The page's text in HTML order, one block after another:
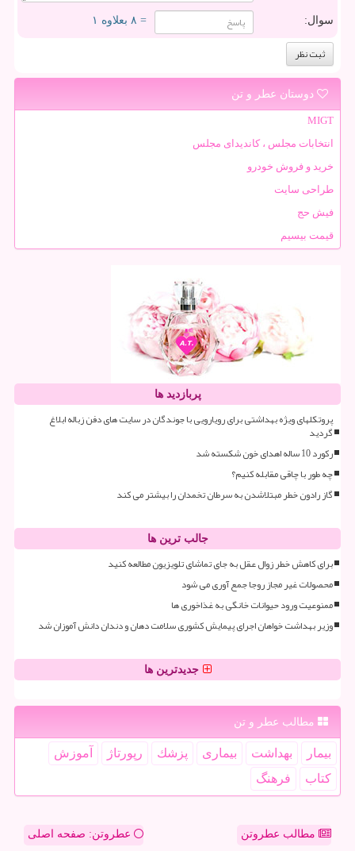
سوال: = ۸ بعلاوه ۱
دوستان عطر و تن
MIGT
انتخابات مجلس ، کاندیدای مجلس
خرید و فروش خودرو
طراحی سایت
فیش حج
قیمت بیسیم
پربازدید ها
پروتکلهای ویژه بهداشتی برای رویارویی با جوندگان در سایت های دفن زباله ابلاغ
گردید
رکورد 10 ساله اهدای خون شکسته شد
چه طور با چاقی مقابله کنیم؟
گاز رادون خطر مبتلاشدن به سرطان تخمدان را بیشتر می کند
جالب ترین ها
برای کاهش خطر زوال عقل به جای تماشای تلویزیون مطالعه کنید
محصولات غیر مجاز روجا جمع آوری می شود
ممنوعیت ورود حیوانات خانگی به غذاخوری ها
وزیر بهداشت خواهان اجرای پیمایش کشوری سلامت دهان و دندان دانش آموزان شد
جدیدترین ها
مطالب عطر و تن
بیمار بهداشت بیماری پزشك رپورتاژ
آموزش
كتاب
فرهنگ
مطالب عطروتن عطروتن: صفحه اصلی